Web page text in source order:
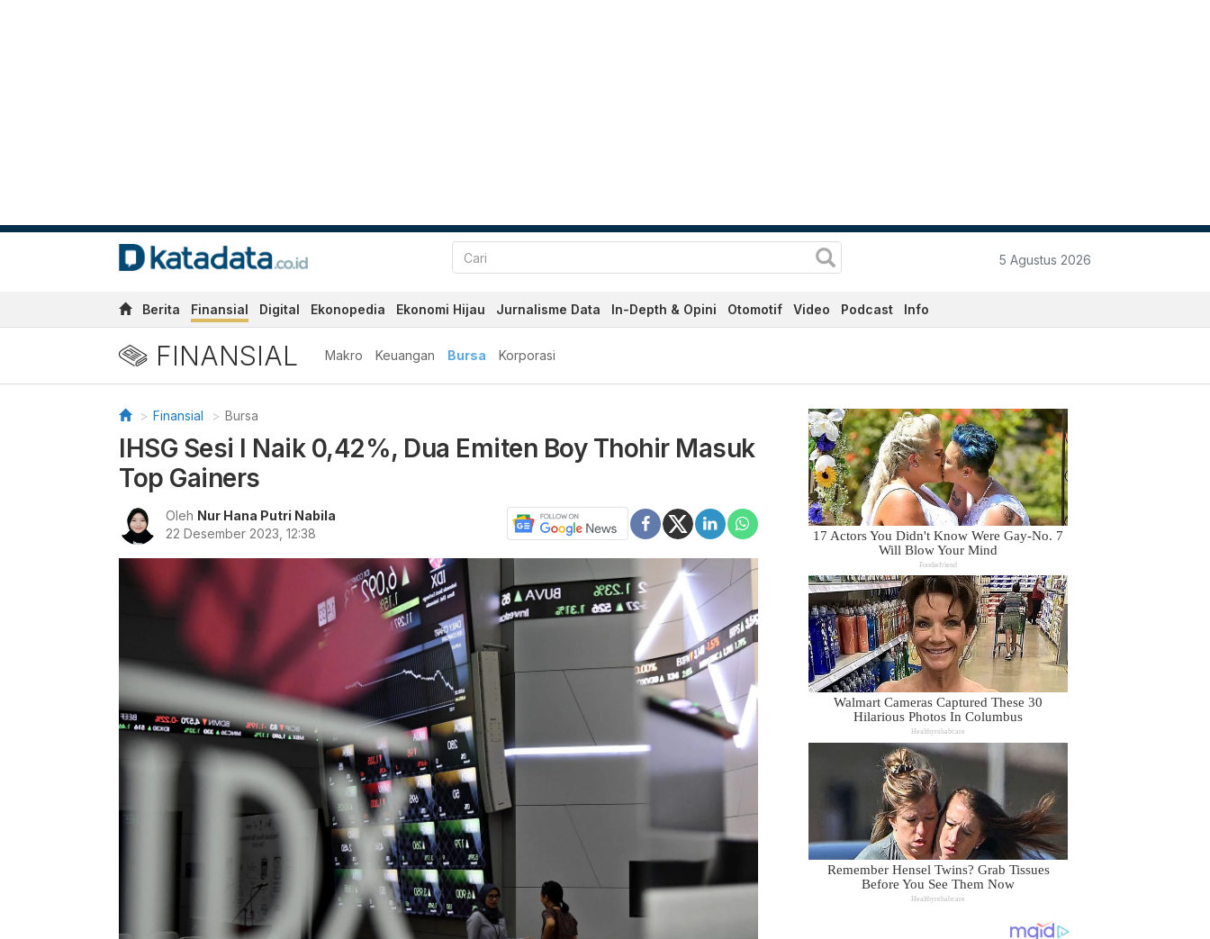
5 Agustus 2026
Berita Finansial Digital Ekonopedia Ekonomi Hijau Jurnalisme Data In-Depth & Opini Otomotif Video Podcast Info
FINANSIAL Makro Keuangan Bursa Korporasi
Finansial Bursa
IHSG Sesi I Naik 0,42%, Dua Emiten Boy Thohir Masuk
Top Gainers
Oleh Nur Hana Putri Nabila
22 Desember 2023, 12:38